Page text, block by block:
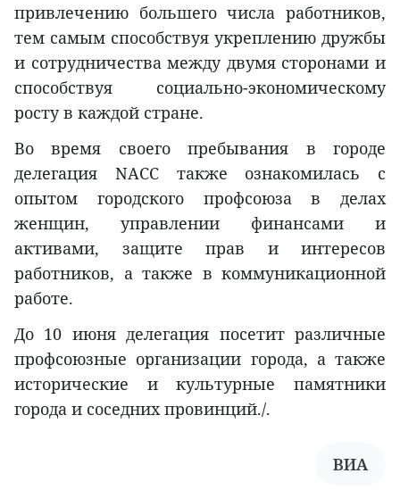
привлечению большего числа работников,
тем самым способствуя укреплению дружбы
и сотрудничества между двумя сторонами и
способствуя социально-экономическому
росту в каждой стране.
Во время своего пребывания в городе
делегация NACC также ознакомилась с
опытом городского профсоюза в делах
женщин, управлении финансами и
активами, защите прав и интересов
работников, а также в коммуникационной
работе.
До 10 июня делегация посетит различные
профсоюзные организации города, а также
исторические и культурные памятники
города и соседних провинций./.
ВИА